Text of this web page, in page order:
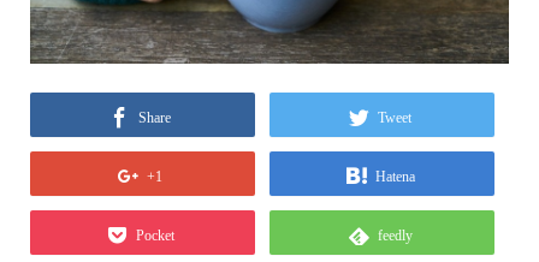
Share Tweet
+1 Hatena
Pocket feedly